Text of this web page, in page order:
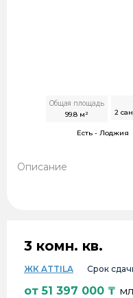
Общая площадь
99.8м² 2
Есть - Лоджия
Описание
3 комн. кв.
ЖК ATTILA Срок
от51 397 000 ₸